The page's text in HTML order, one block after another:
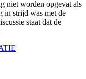
niet worden opgevat als
in strijd was met de
staat dat de